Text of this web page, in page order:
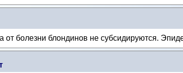
от болезни блондинов не субсидируются.